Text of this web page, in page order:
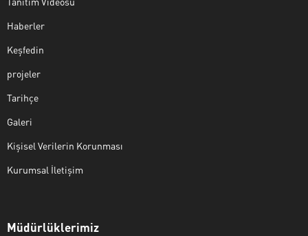
Haberler
Keşfedin
projeler
Tarihçe
Galeri
Kişisel Verilerin Korunması
Kurumsal İletişim
Müdürlüklerimiz